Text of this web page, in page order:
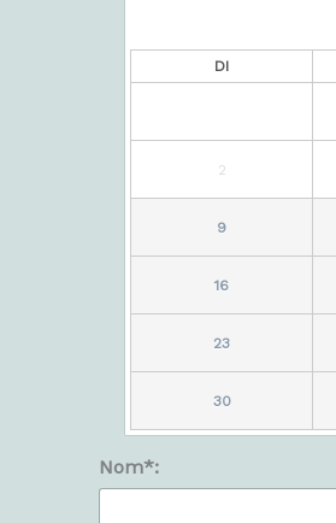
DI
2
9
16
23
30
Nom*: